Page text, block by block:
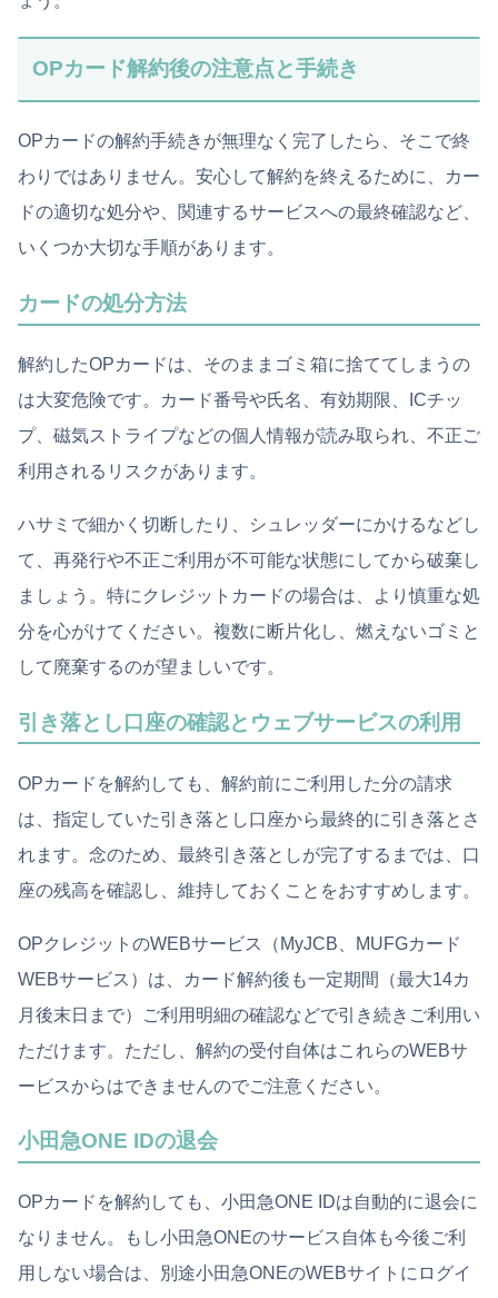
OPカード解約後の注意点と手続き
OPカードの解約手続きが無理なく完了したら、そこで終
わりではありません。安心して解約を終えるために、カー
ドの適切な処分や、関連するサービスへの最終確認など、
いくつか大切な手順があります。
カードの処分方法
解約したOPカードは、そのままゴミ箱に捨ててしまうの
は大変危険です。カード番号や氏名、有効期限、ICチッ
プ、磁気ストライプなどの個人情報が読み取られ、不正ご
利用されるリスクがあります。
ハサミで細かく切断したり、シュレッダーにかけるなどし
て、再発行や不正ご利用が不可能な状態にしてから破棄し
ましょう。特にクレジットカードの場合は、より慎重な処
分を心がけてください。複数に断片化し、燃えないゴミと
して廃棄するのが望ましいです。
引き落とし口座の確認とウェブサービスの利用
OPカードを解約しても、解約前にご利用した分の請求
は、指定していた引き落とし口座から最終的に引き落とさ
れます。念のため、最終引き落としが完了するまでは、口
座の残高を確認し、維持しておくことをおすすめします。
OPクレジットのWEBサービス（MyJCB、MUFGカード
WEBサービス）は、カード解約後も一定期間（最大14カ
月後末日まで）ご利用明細の確認などで引き続きご利用い
ただけます。ただし、解約の受付自体はこれらのWEBサ
ービスからはできませんのでご注意ください。
小田急ONE IDの退会
OPカードを解約しても、小田急ONE IDは自動的に退会に
なりません。もし小田急ONEのサービス自体も今後ご利
用しない場合は、別途小田急ONEのWEBサイトにログイ